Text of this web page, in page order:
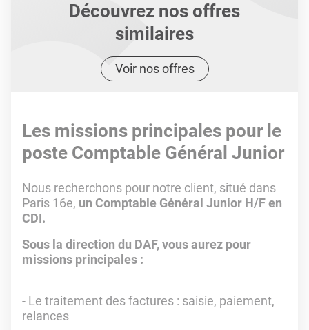
Découvrez nos offres
similaires
Voir nos offres
Les missions principales pour le
poste Comptable Général Junior
Nous recherchons pour notre client, situé dans
Paris 16e, un Comptable Général Junior H/F en
CDI.
Sous la direction du DAF, vous aurez pour
missions principales :
- Le traitement des factures : saisie, paiement,
relances